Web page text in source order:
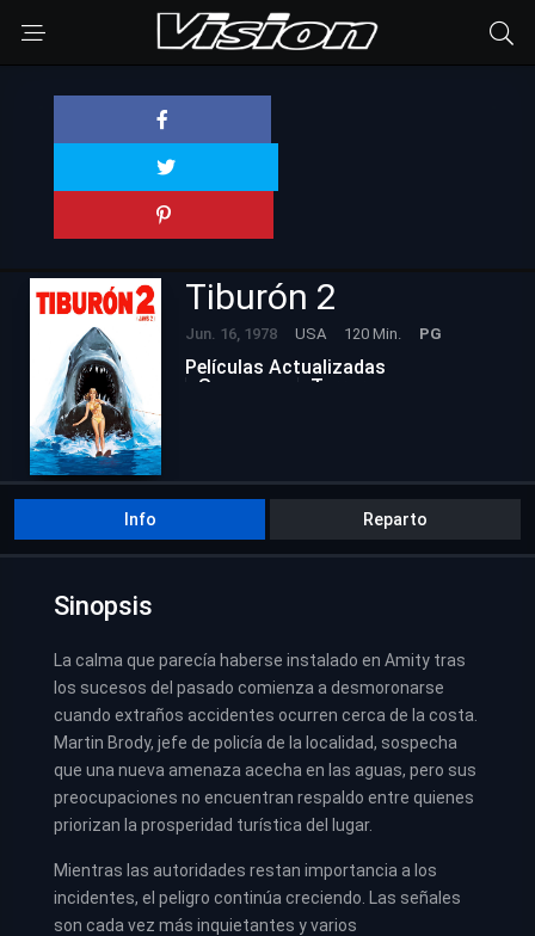
Tiburón 2
Jun. 16, 1978 USA 120 Min. PG
Películas Actualizadas
Suspenso
Terror
Info Reparto
Sinopsis
La calma que parecía haberse instalado en Amity tras
los sucesos del pasado comienza a desmoronarse
cuando extraños accidentes ocurren cerca de la costa.
Martin Brody, jefe de policía de la localidad, sospecha
que una nueva amenaza acecha en las aguas, pero sus
preocupaciones no encuentran respaldo entre quienes
priorizan la prosperidad turística del lugar.
Mientras las autoridades restan importancia a los
incidentes, el peligro continúa creciendo. Las señales
son cada vez más inquietantes y varios